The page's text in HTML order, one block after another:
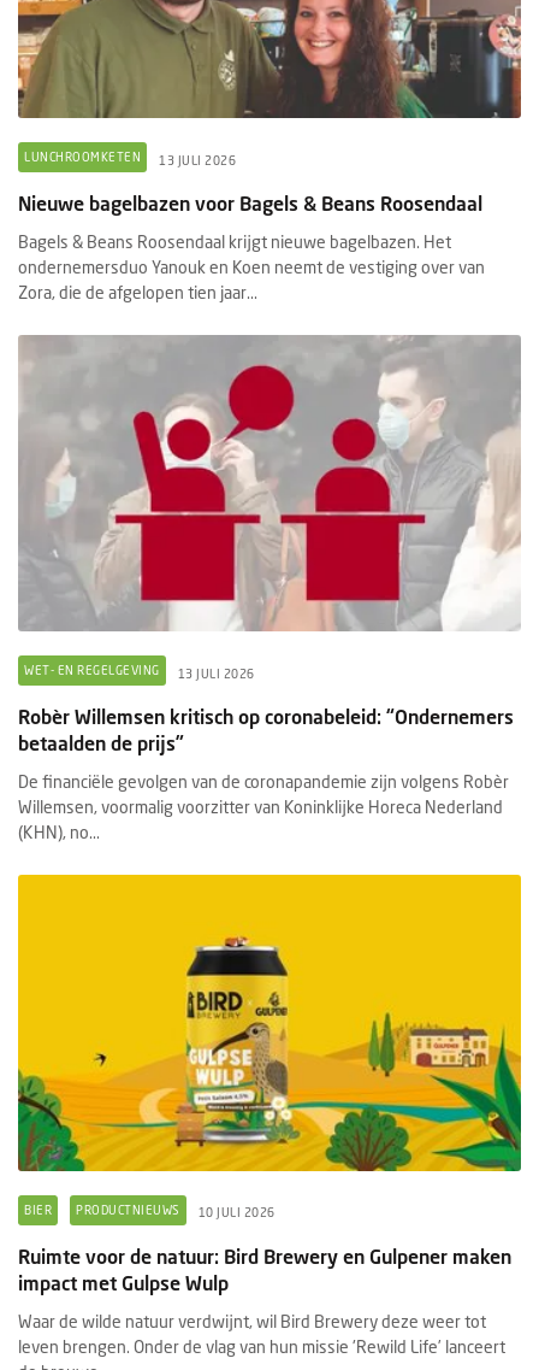
LUNCHROOMKETEN 13 JULI 2026
Nieuwe bagelbazen voor Bagels & Beans Roosendaal
Bagels & Beans Roosendaal krijgt nieuwe bagelbazen. Het
ondernemersduo Yanouk en Koen neemt de vestiging over van
Zora, die de afgelopen tien jaar...
WET- EN REGELGEVING 13 JULI 2026
Robèr Willemsen kritisch op coronabeleid: “Ondernemers
betaalden de prijs”
De financiële gevolgen van de coronapandemie zijn volgens Robèr
Willemsen, voormalig voorzitter van Koninklijke Horeca Nederland
(KHN), no...
BIER PRODUCTNIEUWS 10 JULI 2026
Ruimte voor de natuur: Bird Brewery en Gulpener maken
impact met Gulpse Wulp
Waar de wilde natuur verdwijnt, wil Bird Brewery deze weer tot
leven brengen. Onder de vlag van hun missie 'Rewild Life’ lanceert